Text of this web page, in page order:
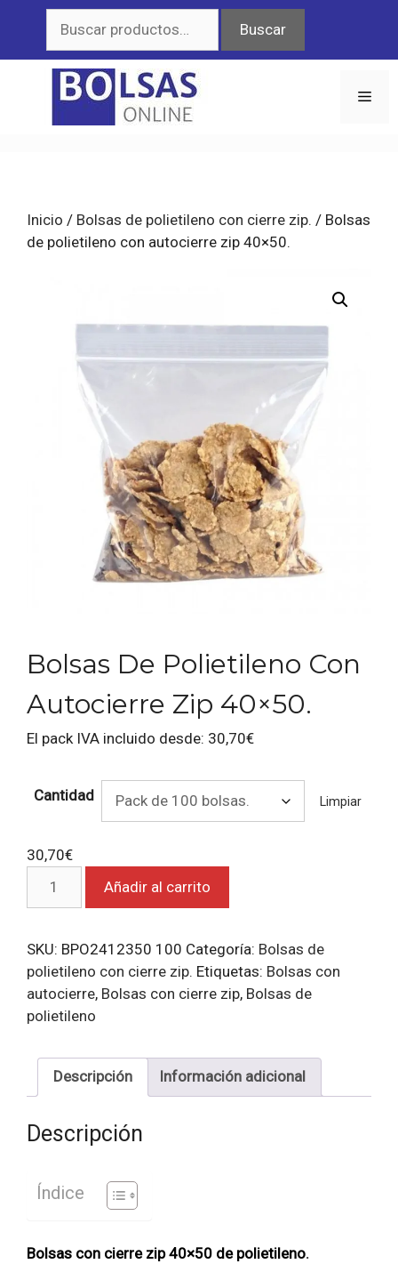
contenido
por:
Buscar
Inicio / Bolsas de polietileno con cierre zip. / Bolsas
de polietileno con autocierre zip 40×50.
Bolsas De Polietileno Con
Autocierre Zip 40×50.
El pack IVA incluido desde: 30,70€
Cantidad Limpiar
30,70€
con
autocierre
zip
40x50.
Añadir al carrito
SKU: BPO2412350 100 Categoría: Bolsas de
polietileno con cierre zip. Etiquetas: Bolsas con
autocierre, Bolsas con cierre zip, Bolsas de
polietileno
Descripción Información adicional
Descripción
Índice
Bolsas con cierre zip 40×50 de polietileno.